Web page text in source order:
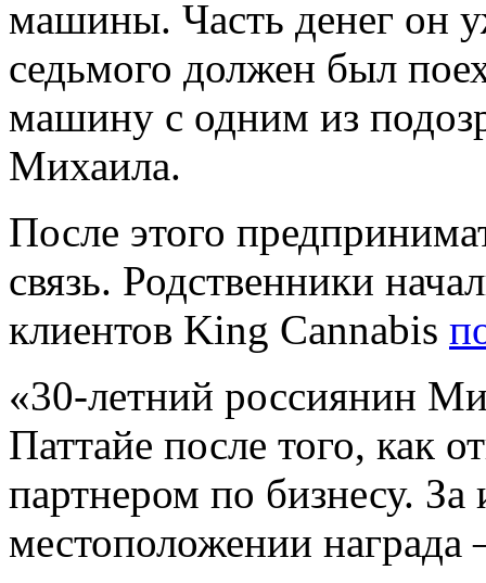
машины. Часть денег он
седьмого должен был
машину с одним из
Михаила.
После этого
связь. Родственники
клиентов King Cannabis
«30-летний россиянин
Паттайе после того, как
партнером по бизнесу.
местоположении